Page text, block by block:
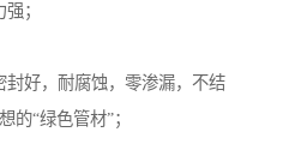
；
封好，耐腐蚀，零渗漏，不结
的“绿色管材”；